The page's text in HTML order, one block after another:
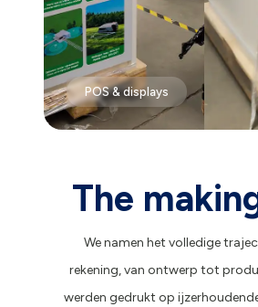
POS & displays
The
We namen het volledige
rekening, van ontwerp tot
werden gedrukt op